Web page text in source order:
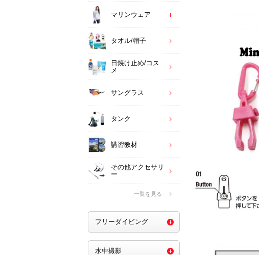
マリンウェア
タオル/帽子
日焼け止め/コス
メ
サングラス
タンク
講習教材
その他アクセサリ
ー
一覧を見る
フリーダイビング
水中撮影